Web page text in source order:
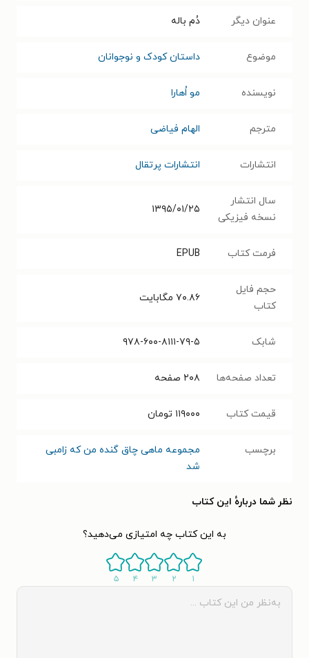
عنوان دیگر دُم‌ باله
موضوع داستان کودک و نوجوانان
نویسنده مو اُهارا
مترجم الهام فیاضی
انتشارات انتشارات پرتقال
سال انتشار
نسخه فیزیکی
۱۳۹۵/۰۱/۲۵
فرمت کتاب EPUB
حجم فایل
کتاب
۷۰.۸۶ مگابایت
شابک ۹۷۸-۶۰۰-۸۱۱۱-۷۹-۵
تعداد صفحه‌ها ۲۰۸ صفحه
قیمت کتاب ۱۱۹۰۰۰ تومان
برچسب
مجموعه ماهی چاق گنده من که زامبی
شد
نظر شما دربارهٔ این کتاب
به این کتاب چه امتیازی می‌دهید؟
۱ ۲ ۳ ۴ ۵